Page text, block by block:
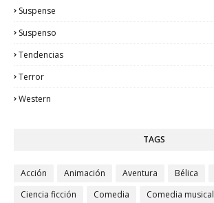
Suspense
Suspenso
Tendencias
Terror
Western
TAGS
Acción Animación Aventura Bélica
Ciencia ficción
Comedia Comedia musical